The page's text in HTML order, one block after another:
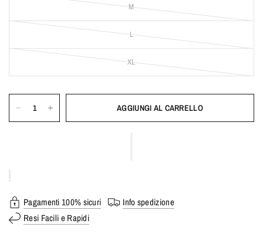
M
L
XL
AGGIUNGI AL CARRELLO
Pagamenti 100% sicuri
Info spedizione
Resi Facili e Rapidi